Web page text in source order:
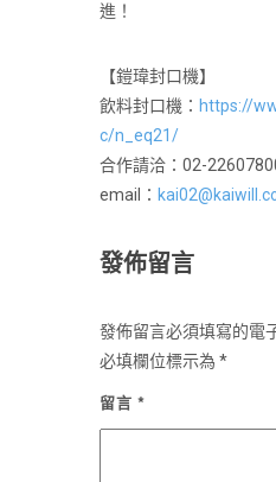
進！
【鎧瑋封口機】
飲料封口機： https://
c/n_eq21/
合作請洽：02-
email：
發佈留言
發佈留言必須填寫的電
必填欄位標示為 *
留言 *